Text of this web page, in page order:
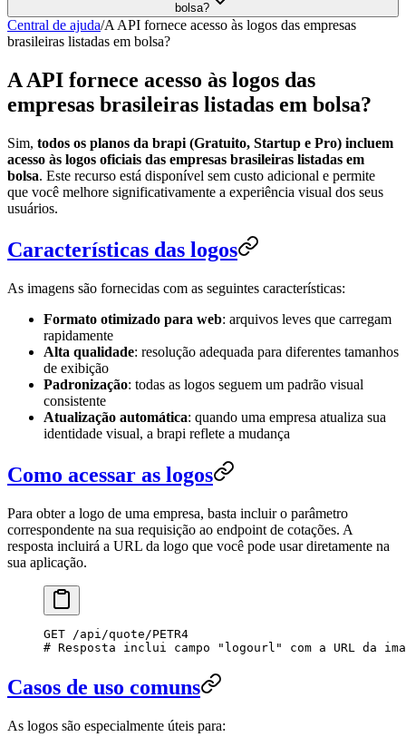
bolsa?
Central de ajuda/A API fornece acesso às logos das empresas
brasileiras listadas em bolsa?
A API fornece acesso às logos das
empresas brasileiras listadas em bolsa?
Sim, todos os planos da brapi (Gratuito, Startup e Pro) incluem
acesso às logos oficiais das empresas brasileiras listadas em
bolsa. Este recurso está disponível sem custo adicional e permite
que você melhore significativamente a experiência visual dos seus
usuários.
Características das logos
As imagens são fornecidas com as seguintes características:
Formato otimizado para web: arquivos leves que carregam
rapidamente
Alta qualidade: resolução adequada para diferentes tamanhos
de exibição
Padronização: todas as logos seguem um padrão visual
consistente
Atualização automática: quando uma empresa atualiza sua
identidade visual, a brapi reflete a mudança
Como acessar as logos
Para obter a logo de uma empresa, basta incluir o parâmetro
correspondente na sua requisição ao endpoint de cotações. A
resposta incluirá a URL da logo que você pode usar diretamente na
sua aplicação.
GET /api/quote/PETR4
# Resposta inclui campo "logourl" com a URL da
Casos de uso comuns
As logos são especialmente úteis para: